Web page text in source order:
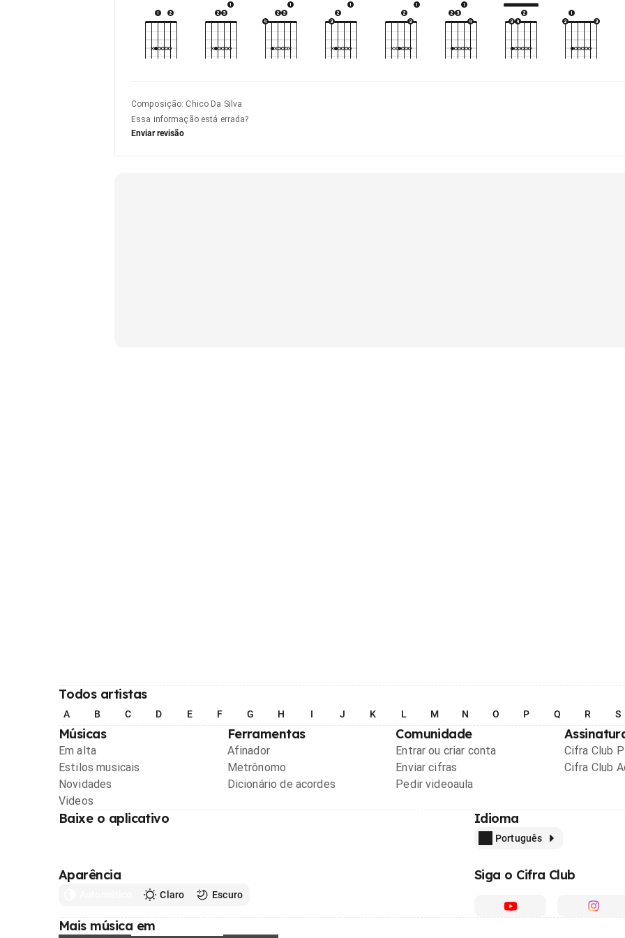
Composição: Chico Da Silva
Essa informação está errada?
Enviar revisão
Todos artistas
A B C D E F G H I J K L M N O P Q R S
Músicas
Em alta
Estilos musicais
Novidades
Videos
Ferramentas
Afinador
Metrônomo
Dicionário de acordes
Comunidade
Entrar ou criar conta
Enviar cifras
Pedir videoaula
Cifra Club
Cifra Club
Baixe o aplicativo Idioma
Português
Aparência
Claro Escuro
Siga o Cifra Club
Mais música em